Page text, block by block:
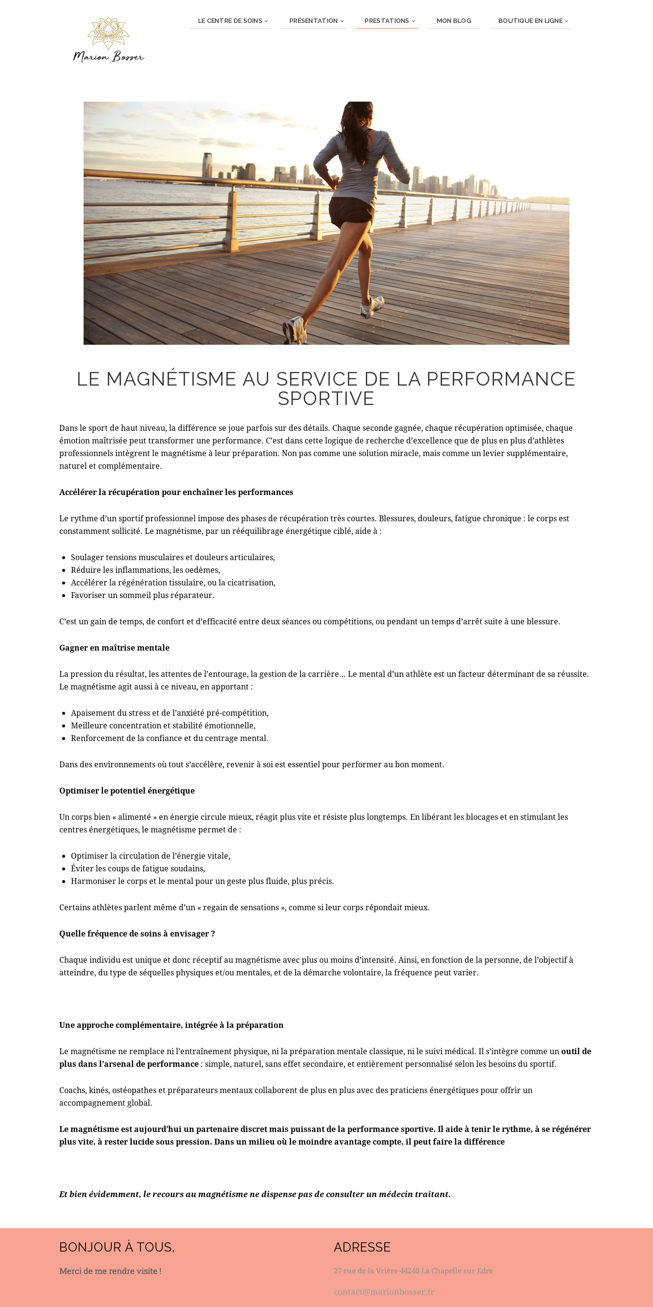
LE CENTRE DE SOINS PRÉSENTATION PRESTATIONS MON BLOG BOUTIQUE EN LIGNE
LE MAGNÉTISME AU SERVICE DE LA PERFORMANCE
SPORTIVE
Dans le sport de haut niveau, la différence se joue parfois sur des détails. Chaque seconde gagnée, chaque récupération optimisée, chaque
émotion maîtrisée peut transformer une performance. C’est dans cette logique de recherche d’excellence que de plus en plus d’athlètes
professionnels intègrent le magnétisme à leur préparation. Non pas comme une solution miracle, mais comme un levier supplémentaire,
naturel et complémentaire.
Accélérer la récupération pour enchaîner les performances
Le rythme d’un sportif professionnel impose des phases de récupération très courtes. Blessures, douleurs, fatigue chronique : le corps est
constamment sollicité. Le magnétisme, par un rééquilibrage énergétique ciblé, aide à :
Soulager tensions musculaires et douleurs articulaires,
Réduire les inflammations, les oedèmes,
Accélérer la régénération tissulaire, ou la cicatrisation,
Favoriser un sommeil plus réparateur.
C’est un gain de temps, de confort et d’efficacité entre deux séances ou compétitions, ou pendant un temps d’arrêt suite à une blessure.
Gagner en maîtrise mentale
La pression du résultat, les attentes de l’entourage, la gestion de la carrière… Le mental d’un athlète est un facteur déterminant de sa réussite.
Le magnétisme agit aussi à ce niveau, en apportant :
Apaisement du stress et de l’anxiété pré-compétition,
Meilleure concentration et stabilité émotionnelle,
Renforcement de la confiance et du centrage mental.
Dans des environnements où tout s’accélère, revenir à soi est essentiel pour performer au bon moment.
Optimiser le potentiel énergétique
Un corps bien « alimenté » en énergie circule mieux, réagit plus vite et résiste plus longtemps. En libérant les blocages et en stimulant les
centres énergétiques, le magnétisme permet de :
Optimiser la circulation de l’énergie vitale,
Éviter les coups de fatigue soudains,
Harmoniser le corps et le mental pour un geste plus fluide, plus précis.
Certains athlètes parlent même d’un « regain de sensations », comme si leur corps répondait mieux.
Quelle fréquence de soins à envisager ?
Chaque individu est unique et donc réceptif au magnétisme avec plus ou moins d’intensité. Ainsi, en fonction de la personne, de l’objectif à
atteindre, du type de séquelles physiques et/ou mentales, et de la démarche volontaire, la fréquence peut varier.
Une approche complémentaire, intégrée à la préparation
Le magnétisme ne remplace ni l’entraînement physique, ni la préparation mentale classique, ni le suivi médical. Il s’intègre comme un outil de
plus dans l’arsenal de performance : simple, naturel, sans effet secondaire, et entièrement personnalisé selon les besoins du sportif.
Coachs, kinés, ostéopathes et préparateurs mentaux collaborent de plus en plus avec des praticiens énergétiques pour offrir un
accompagnement global.
Le magnétisme est aujourd’hui un partenaire discret mais puissantde la performance sportive. Il aide à tenir le rythme, à se régénérer
plus vite, à rester lucide sous pression. Dans un milieu où le moindre avantage compte, il peut faire la différence
Et bien évidemment, le recours au magnétisme ne dispense pas de consulter un médecin traitant.
BONJOUR À TOUS,
Merci de me rendre visite !
ADRESSE
27 rue de la Vrière 44240 La Chapelle sur Edre
contact@marionbosser.fr